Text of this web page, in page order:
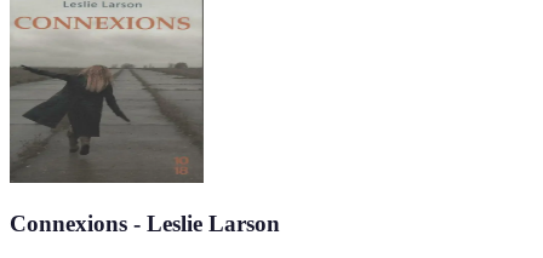
Connexions - Leslie Larson